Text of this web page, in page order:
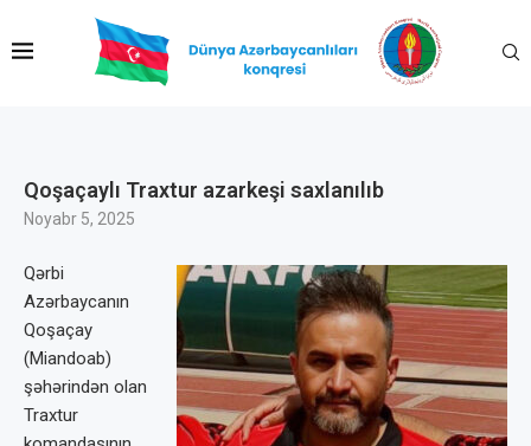
Qoşaçaylı Traxtur azarkeşi saxlanılıb
Noyabr 5, 2025
Qərbi
Azərbaycanın
Qoşaçay
(Miandoab)
şəhərindən olan
Traxtur